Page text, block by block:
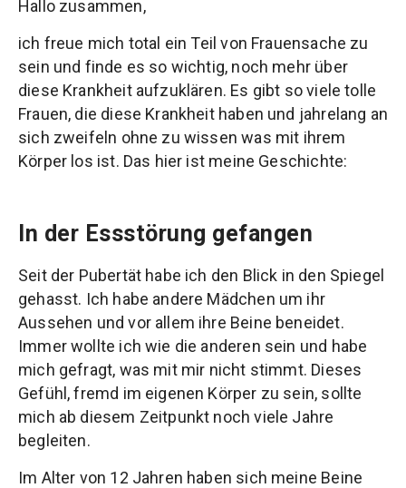
Hallo zusammen,
ich freue mich total ein Teil von Frauensache zu
sein und finde es so wichtig, noch mehr über
diese Krankheit aufzuklären. Es gibt so viele tolle
Frauen, die diese Krankheit haben und jahrelang an
sich zweifeln ohne zu wissen was mit ihrem
Körper los ist. Das hier ist meine Geschichte:
In der Essstörung gefangen
Seit der Pubertät habe ich den Blick in den Spiegel
gehasst. Ich habe andere Mädchen um ihr
Aussehen und vor allem ihre Beine beneidet.
Immer wollte ich wie die anderen sein und habe
mich gefragt, was mit mir nicht stimmt. Dieses
Gefühl, fremd im eigenen Körper zu sein, sollte
mich ab diesem Zeitpunkt noch viele Jahre
begleiten.
Im Alter von 12 Jahren haben sich meine Beine